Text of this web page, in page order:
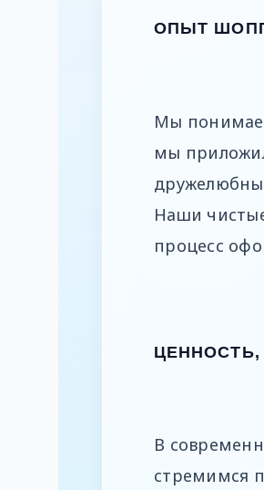
ОПЫТ
Мы
мы
Наши
процесс
В
стремимся